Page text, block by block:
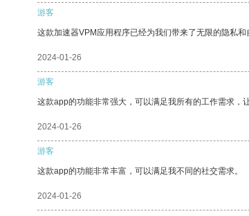
游客
这款加速器VPM应用程序已经为我们带来了无限的隐私和
2024-01-26
游客
这款app的功能非常强大，可以满足我所有的工作需求，
2024-01-26
游客
这款app的功能非常丰富，可以满足我不同的社交需求。
2024-01-26